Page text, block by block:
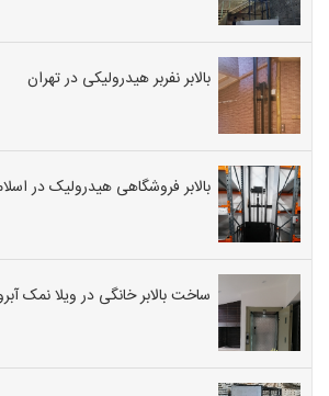
بالابر نفربر هیدرولیکی در تهران
بالابر فروشگاهی هیدرولیک در
ساخت بالابر خانگی در ویلا نمک